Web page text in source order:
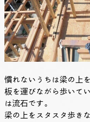
慣れないうちは梁の上
板を運びながら歩いて
は流石です。
梁の上をスタスタ歩き